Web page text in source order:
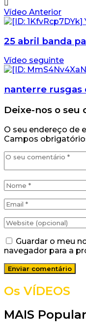
Vídeo Anterior
25 abril banda
Vídeo seguinte
nanterre rusgas
Deixe-nos o seu
O seu endereço de
Campos
Guardar o meu
navegador para a
Os VÍDEOS
MAIS